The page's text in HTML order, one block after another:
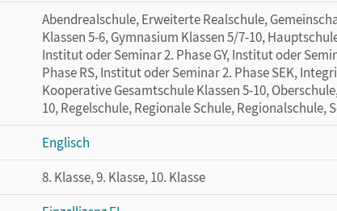
Abendrealschule, Erweiterte Realschule,
Klassen 5-6, Gymnasium Klassen 5/7-10,
Institut oder Seminar 2. Phase GY, Institut oder
Phase RS, Institut oder Seminar 2. Phase SEK,
Kooperative Gesamtschule Klassen 5-10,
10, Regelschule, Regionale Schule, Regionalschule,
Englisch
8. Klasse, 9. Klasse, 10. Klasse